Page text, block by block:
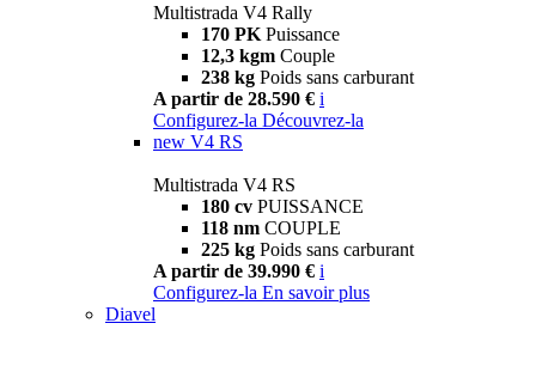
Multistrada V4 Rally
170 PK Puissance
12,3 kgm Couple
238 kg Poids sans carburant
A partir de 28.590 € i
Configurez-la Découvrez-la
new V4 RS
Multistrada V4 RS
180 cv PUISSANCE
118 nm COUPLE
225 kg Poids sans carburant
A partir de 39.990 € i
Configurez-la En savoir plus
Diavel